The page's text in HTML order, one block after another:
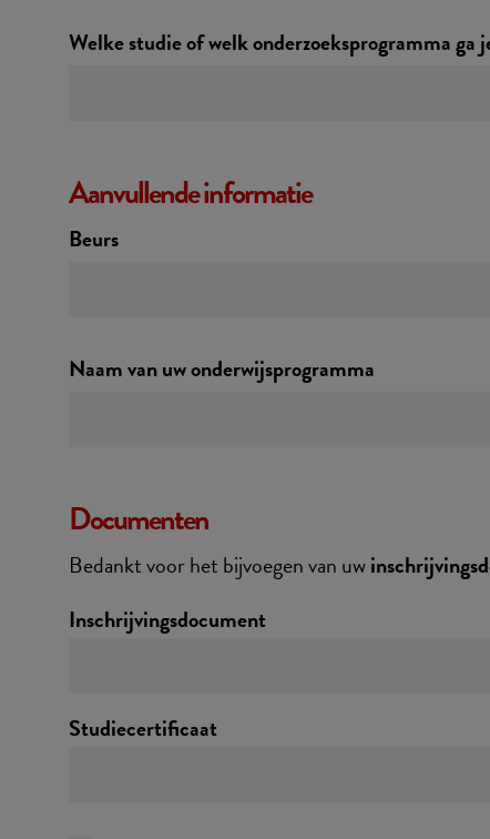
Welke studie of welk onderzoeksprogramma ga
Aanvullende informatie
Beurs
Naam van uw onderwijsprogramma
Documenten
Bedankt voor het bijvoegen van uw
Inschrijvingsdocument
Studiecertificaat